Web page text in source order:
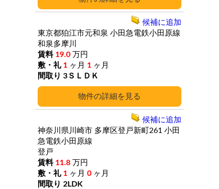
詳細
東京都狛江市元和泉 小田急電鉄小田原線
和泉多摩川
19.0 万円
1 ヶ月 1 ヶ月
3ＳＬＤＫ
候補に追加
神奈川県川崎市 多摩区登戸新町261 小田
急電鉄小田原線
登戸
11.8 万円
1 ヶ月 0 ヶ月
2LDK
候補に追加